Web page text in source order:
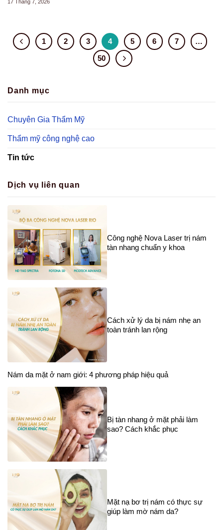
17 Tháng 7, 2026
1 2 3 4 5 6 7
…
50
Danh mục
Chuyên Gia Thẩm Mỹ
Thẩm mỹ công nghệ cao
Tin tức
Dịch vụ liên quan
Công nghệ Nova Laser trị nám
tàn nhang chuẩn y khoa
Cách xử lý da bị nám nhẹ an
toàn tránh lan rộng
Nám da mặt ở nam giới: 4 phương pháp hiệu quả
Bị tàn nhang ở mặt phải làm
sao? Cách khắc phục
Mặt nạ bơ trị nám có thực sự
giúp làm mờ nám da?